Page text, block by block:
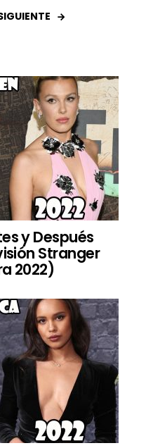
y Después
Stranger
2022)